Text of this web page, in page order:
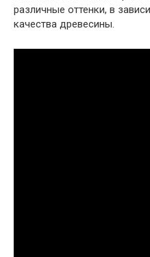
различные оттенки, в
качества древесины.